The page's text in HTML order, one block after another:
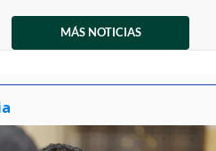
MÁS NOTICIAS